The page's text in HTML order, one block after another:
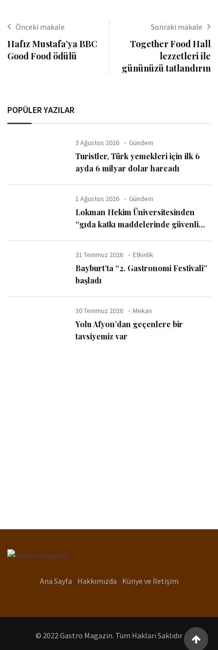
Önceki makale
Hafız Mustafa’ya BBC
Good Food ödülü
Sonraki makale
Together Food Hall
lezzetleri ile
gününüzü tatlandırın
POPÜLER YAZILAR
3 Ağustos 2026 Gündem
Turistler, Türk yemekleri için ilk 6
ayda 6 milyar dolar harcadı
1 Ağustos 2026 Gündem
Lokman Hekim Üniversitesinden
“gıda katkı maddelerinde güvenli
31 Temmuz 2026 Etkinlik
Bayburt’ta “2. Gastronomi Festivali”
başladı
30 Temmuz 2026 Mekan
Yolu Afyon’dan geçenlere bir
tavsiyemiz var
Ana Sayfa Hakkımızda Künye ve İletişim
© 2022 Gastro Magazin. Tüm Hakları Saklıdır